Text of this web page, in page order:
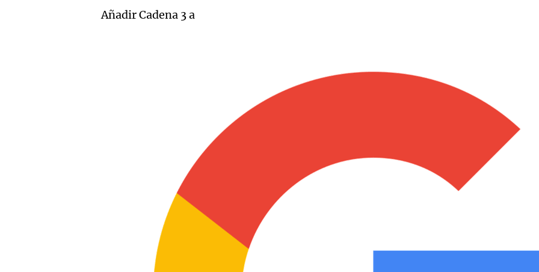
Añadir Cadena 3 a
Notas
Mundial 2026 La Sole en Cadena 3 Cadena 3